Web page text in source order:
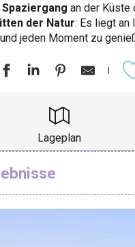
an der Küste
der Natur: Es liegt an
jeden Moment zu
Lageplan